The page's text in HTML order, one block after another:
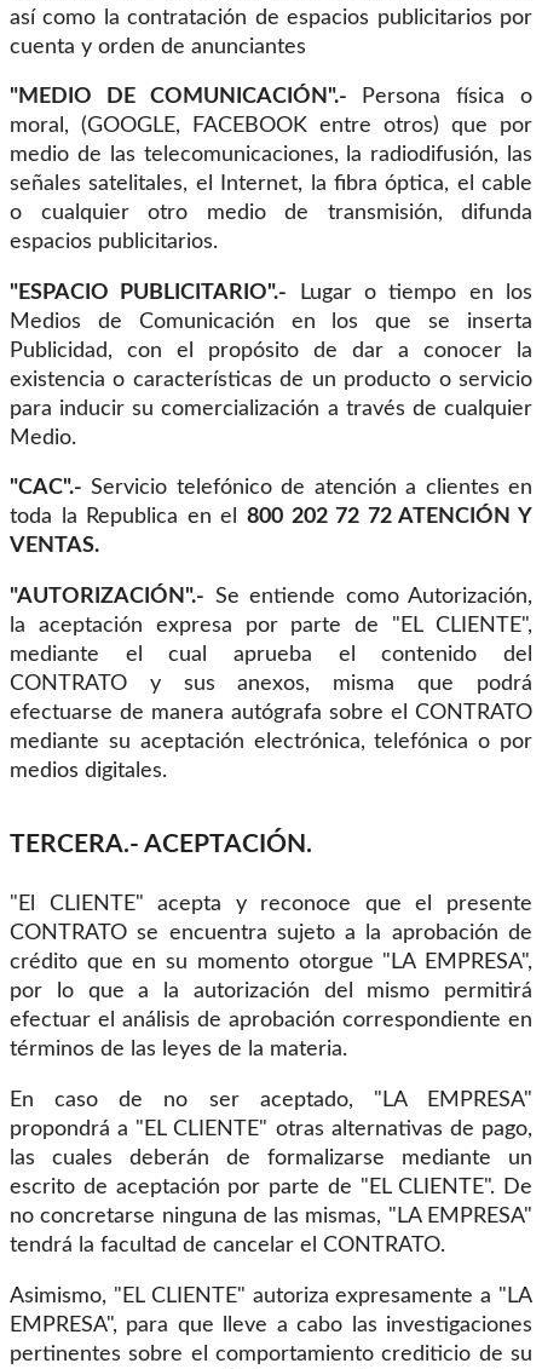
así como la contratación de espacios publicitarios por
cuenta y orden de anunciantes
"MEDIO DE COMUNICACIÓN".- Persona física o
moral, (GOOGLE, FACEBOOK entre otros) que por
medio de las telecomunicaciones, la radiodifusión, las
señales satelitales, el Internet, la fibra óptica, el cable
o cualquier otro medio de transmisión, difunda
espacios publicitarios.
"ESPACIO PUBLICITARIO".- Lugar o tiempo en los
Medios de Comunicación en los que se inserta
Publicidad, con el propósito de dar a conocer la
existencia o características de un producto o servicio
para inducir su comercialización a través de cualquier
Medio.
"CAC".- Servicio telefónico de atención a clientes en
toda la Republica en el 800 202 72 72 ATENCIÓN Y
VENTAS.
"AUTORIZACIÓN".- Se entiende como Autorización,
la aceptación expresa por parte de "EL CLIENTE",
mediante el cual aprueba el contenido del
CONTRATO y sus anexos, misma que podrá
efectuarse de manera autógrafa sobre el CONTRATO
mediante su aceptación electrónica, telefónica o por
medios digitales.
TERCERA.- ACEPTACIÓN.
"El CLIENTE" acepta y reconoce que el presente
CONTRATO se encuentra sujeto a la aprobación de
crédito que en su momento otorgue "LA EMPRESA",
por lo que a la autorización del mismo permitirá
efectuar el análisis de aprobación correspondiente en
términos de las leyes de la materia.
En caso de no ser aceptado, "LA EMPRESA"
propondrá a "EL CLIENTE" otras alternativas de pago,
las cuales deberán de formalizarse mediante un
escrito de aceptación por parte de "EL CLIENTE". De
no concretarse ninguna de las mismas, "LA EMPRESA"
tendrá la facultad de cancelar el CONTRATO.
Asimismo, "EL CLIENTE" autoriza expresamente a "LA
EMPRESA", para que lleve a cabo las investigaciones
pertinentes sobre el comportamiento crediticio de su